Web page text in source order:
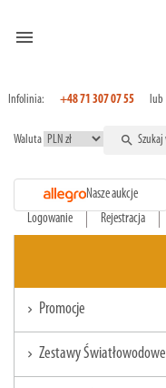
menu
Infolinia: +48 71 307 07 55 lub
Waluta search
Nasze aukcje
Logowanie Rejestracja
chevron_right Promocje
chevron_right Zestawy Światłowodowe